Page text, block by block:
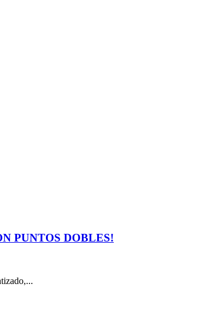
PUNTOS DOBLES!